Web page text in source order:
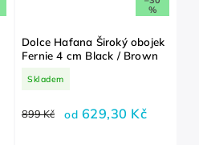
%
Dolce Hafana Široký obojek
Fernie 4 cm Black / Brown
Skladem
899 Kč od 629,30 Kč